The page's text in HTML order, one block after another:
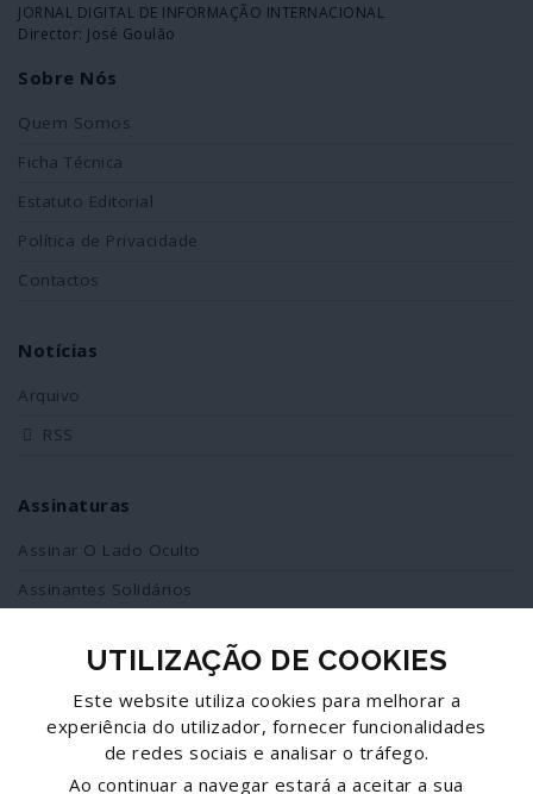
JORNAL DIGITAL DE INFORMAÇÃO INTERNACIONAL
Director: José Goulão
Sobre Nós
Quem Somos
Ficha Técnica
Estatuto Editorial
Política de Privacidade
Contactos
Notícias
Arquivo
RSS
Assinaturas
Assinar O Lado Oculto
Assinantes Solidários
Redes Sociais
Siga-nos no facebook
UTILIZAÇÃO DE COOKIES
Este website utiliza cookies para melhorar a
experiência do utilizador, fornecer funcionalidades
de redes sociais e analisar o tráfego.
Ao continuar a navegar estará a aceitar a sua